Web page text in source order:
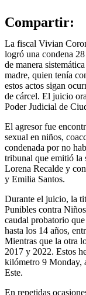
Compartir:
La fiscal Vivian
logró una condena
de manera
madre, quien tenía
estos actos sigan
de cárcel. El juicio
Poder Judicial de
El agresor fue
sexual en niños,
condenada por no
tribunal que emitió la
Lorena Recalde y
y Emilia Santos.
Durante el juicio, la
Punibles contra
caudal probatorio
hasta los 14 años,
Mientras que la otra
2017 y 2022. Estos
kilómetro 9 Monday,
Este.
En repetidas